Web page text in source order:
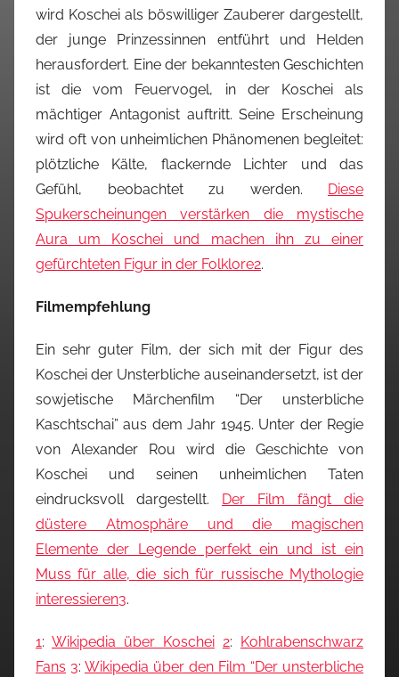
wird Koschei als böswilliger Zauberer dargestellt,
der junge Prinzessinnen entführt und Helden
herausfordert. Eine der bekanntesten Geschichten
ist die vom Feuervogel, in der Koschei als
mächtiger Antagonist auftritt. Seine Erscheinung
wird oft von unheimlichen Phänomenen begleitet:
plötzliche Kälte, flackernde Lichter und das
Gefühl, beobachtet zu werden.
Diese
Spukerscheinungen verstärken die mystische
Aura um Koschei und machen ihn zu einer
gefürchteten Figur in der Folklore2.
Filmempfehlung
Ein sehr guter Film, der sich mit der Figur des
Koschei der Unsterbliche auseinandersetzt, ist der
sowjetische Märchenfilm “Der unsterbliche
Kaschtschai” aus dem Jahr 1945. Unter der Regie
von Alexander Rou wird die Geschichte von
Koschei und seinen unheimlichen Taten
eindrucksvoll dargestellt.
Der Film fängt die
düstere Atmosphäre und die magischen
Elemente der Legende perfekt ein und ist ein
Muss für alle, die sich für russische Mythologie
interessieren3.
1: Wikipedia über Koschei 2:
Kohlrabenschwarz
Fans 3: Wikipedia über den Film “Der unsterbliche